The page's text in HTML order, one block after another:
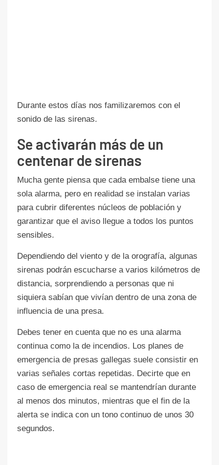
Durante estos días nos familizaremos con el
sonido de las sirenas.
Se activarán más de un
centenar de sirenas
Mucha gente piensa que cada embalse tiene una
sola alarma, pero en realidad se instalan varias
para cubrir diferentes núcleos de población y
garantizar que el aviso llegue a todos los puntos
sensibles.
Dependiendo del viento y de la orografía, algunas
sirenas podrán escucharse a varios kilómetros de
distancia, sorprendiendo a personas que ni
siquiera sabían que vivían dentro de una zona de
influencia de una presa.
Debes tener en cuenta que no es una alarma
continua como la de incendios. Los planes de
emergencia de presas gallegas suele consistir en
varias señales cortas repetidas. Decirte que en
caso de emergencia real se mantendrían durante
al menos dos minutos, mientras que el fin de la
alerta se indica con un tono continuo de unos 30
segundos.